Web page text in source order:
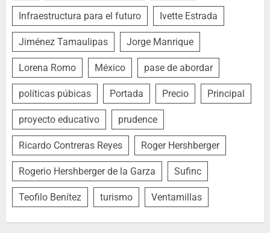
Infraestructura para el futuro Ivette Estrada
Jiménez Tamaulipas Jorge Manrique
Lorena Romo México pase de abordar
políticas púbicas Portada Precio Principal
proyecto educativo prudence
Ricardo Contreras Reyes Roger Hershberger
Rogerio Hershberger de la Garza Sufinc
Teofilo Benítez turismo Ventamillas